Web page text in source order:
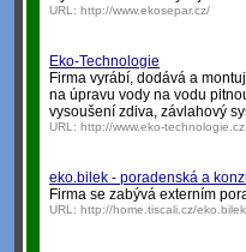
URL: http://www.ekosepar.cz/
Eko-Technologie
Firma vyrábí, dodává a
na úpravu vody na vodu
vysoušení zdiva, závlahový
URL: http://www.eko-technologie.cz
eko.bilek - poradenská a
Firma se zabývá externím
URL: http://home.tiscali.cz/